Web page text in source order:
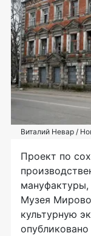
Виталий Невар /
Проект по
Музея
культурную